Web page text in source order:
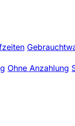
Ohne Anzahlung